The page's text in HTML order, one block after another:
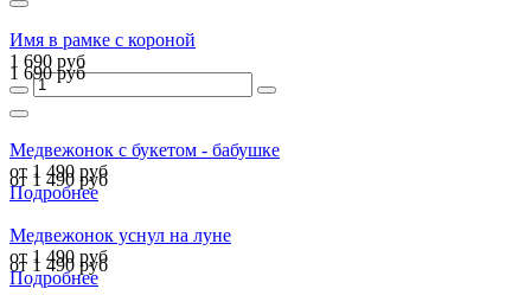
Имя в рамке с короной
1 690 руб
1 690 руб
Медвежонок с букетом - бабушке
от 1 490 руб
от 1 490 руб
Подробнее
Медвежонок уснул на луне
от 1 490 руб
от 1 490 руб
Подробнее